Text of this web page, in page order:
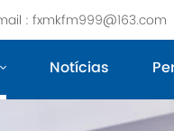
: fxmkfm999@163.com
Notícias